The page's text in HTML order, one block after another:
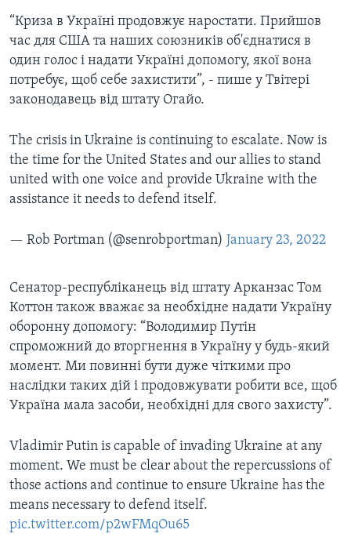
“Криза в Україні продовжує наростати. Прийшов
час для США та наших союзників об'єднатися в
один голос і надати Україні допомогу, якої вона
потребує, щоб себе захистити”, - пише у Твітері
законодавець від штату Огайо.
The crisis in Ukraine is continuing to escalate. Now is
the time for the United States and our allies to stand
united with one voice and provide Ukraine with the
assistance it needs to defend itself.
— Rob Portman (@senrobportman) January 23, 2022
Сенатор-республіканець від штату Арканзас Том
Коттон також вважає за необхідне надати Україну
оборонну допомогу: “Володимир Путін
спроможний до вторгнення в Україну у будь-який
момент. Ми повинні бути дуже чіткими про
наслідки таких дій і продовжувати робити все, щоб
Україна мала засоби, необхідні для свого захисту”.
Vladimir Putin is capable of invading Ukraine at any
moment. We must be clear about the repercussions of
those actions and continue to ensure Ukraine has the
means necessary to defend itself.
pic.twitter.com/p2wFMqOu65